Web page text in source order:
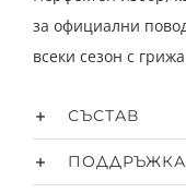
за официални
всеки сезон с
СЪСТАВ
ПОДДРЪЖКА